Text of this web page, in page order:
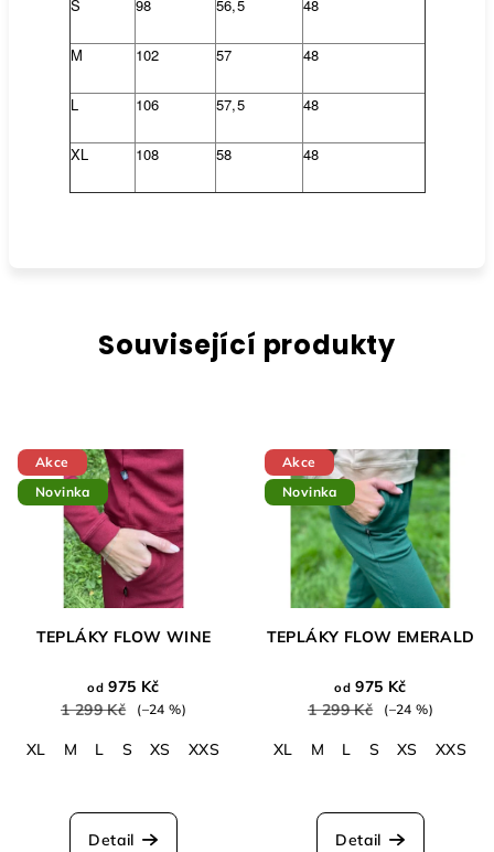
S 98 56,5 48
M 102 57 48
L 106 57,5 48
XL 108 58 48
Související produkty
Akce
Novinka
TEPLÁKY FLOW WINE
od 975 Kč
1 299 Kč
(–24 %)
XL M L S XS XXS
hodnocení
produktu
Detail
Akce
Novinka
TEPLÁKY FLOW EMERALD
od 975 Kč
1 299 Kč
(–24 %)
XL M L S XS XXS
Detail